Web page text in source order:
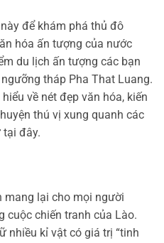
để khám phá thủ đô
hóa ấn tượng của nước
du lịch ấn tượng các bạn
tháp Pha That Luang.
về nét đẹp văn hóa, kiến
thú vị xung quanh các
đây.
mang lại cho mọi người
cuộc chiến tranh của Lào.
nhiều kỉ vật có giá trị “tinh